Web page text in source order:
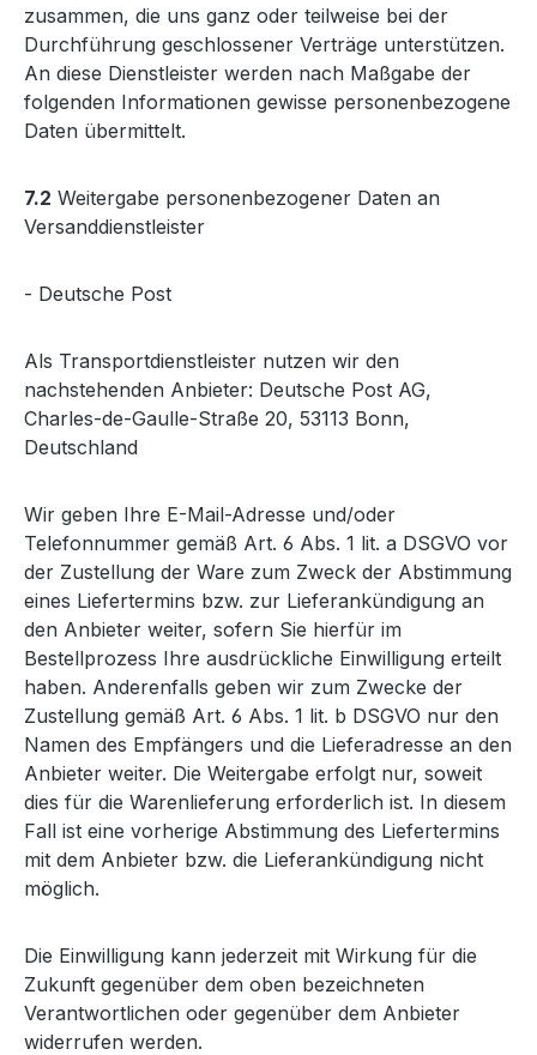
zusammen, die uns ganz oder teilweise bei der
Durchführung geschlossener Verträge unterstützen.
An diese Dienstleister werden nach Maßgabe der
folgenden Informationen gewisse personenbezogene
Daten übermittelt.
7.2 Weitergabe personenbezogener Daten an
Versanddienstleister
- Deutsche Post
Als Transportdienstleister nutzen wir den
nachstehenden Anbieter: Deutsche Post AG,
Charles-de-Gaulle-Straße 20, 53113 Bonn,
Deutschland
Wir geben Ihre E-Mail-Adresse und/oder
Telefonnummer gemäß Art. 6 Abs. 1 lit. a DSGVO vor
der Zustellung der Ware zum Zweck der Abstimmung
eines Liefertermins bzw. zur Lieferankündigung an
den Anbieter weiter, sofern Sie hierfür im
Bestellprozess Ihre ausdrückliche Einwilligung erteilt
haben. Anderenfalls geben wir zum Zwecke der
Zustellung gemäß Art. 6 Abs. 1 lit. b DSGVO nur den
Namen des Empfängers und die Lieferadresse an den
Anbieter weiter. Die Weitergabe erfolgt nur, soweit
dies für die Warenlieferung erforderlich ist. In diesem
Fall ist eine vorherige Abstimmung des Liefertermins
mit dem Anbieter bzw. die Lieferankündigung nicht
möglich.
Die Einwilligung kann jederzeit mit Wirkung für die
Zukunft gegenüber dem oben bezeichneten
Verantwortlichen oder gegenüber dem Anbieter
widerrufen werden.